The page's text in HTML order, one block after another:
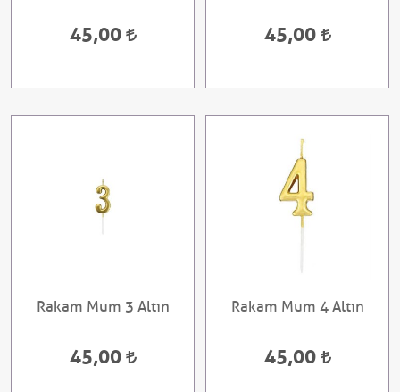
45,00 45,00
Rakam Mum 3 Altın
45,00
Rakam Mum 4 Altın
45,00